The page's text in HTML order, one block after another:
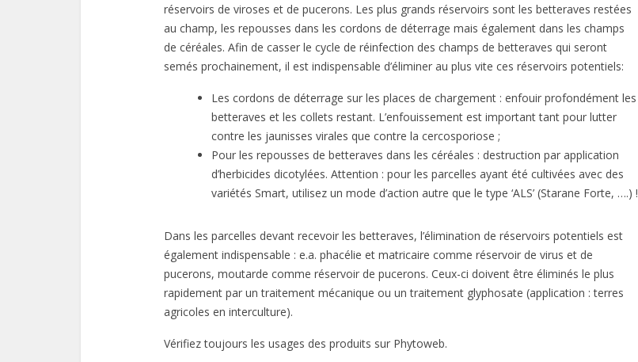
réservoirs de viroses et de pucerons. Les plus grands réservoirs sont les betteraves restées
au champ, les repousses dans les cordons de déterrage mais également dans les champs
de céréales. Afin de casser le cycle de réinfection des champs de betteraves qui seront
semés prochainement, il est indispensable d’éliminer au plus vite ces réservoirs potentiels:
Les cordons de déterrage sur les places de chargement : enfouir profondément les
betteraves et les collets restant. L’enfouissement est important tant pour lutter
contre les jaunisses virales que contre la cercosporiose ;
Pour les repousses de betteraves dans les céréales : destruction par application
d’herbicides dicotylées. Attention : pour les parcelles ayant été cultivées avec des
variétés Smart, utilisez un mode d’action autre que le type ‘ALS’ (Starane Forte, ….) !
Dans les parcelles devant recevoir les betteraves, l’élimination de réservoirs potentiels est
également indispensable : e.a. phacélie et matricaire comme réservoir de virus et de
pucerons, moutarde comme réservoir de pucerons. Ceux-ci doivent être éliminés le plus
rapidement par un traitement mécanique ou un traitement glyphosate (application : terres
agricoles en interculture).
Vérifiez toujours les usages des produits sur Phytoweb.